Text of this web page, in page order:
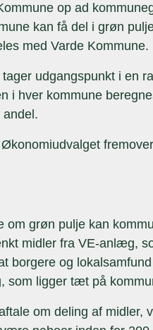
op ad
kan få del i grøn
med Varde Kommune.
udgangspunkt i en
i hver kommune
om grøn pulje kan
midler fra VE-anlæg,
borgere og
som ligger tæt på
om deling af midler,